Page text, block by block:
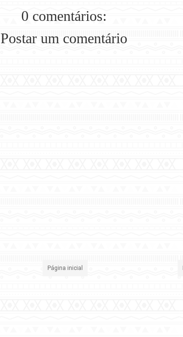
0 comentários:
Postar um comentário
Página inicial